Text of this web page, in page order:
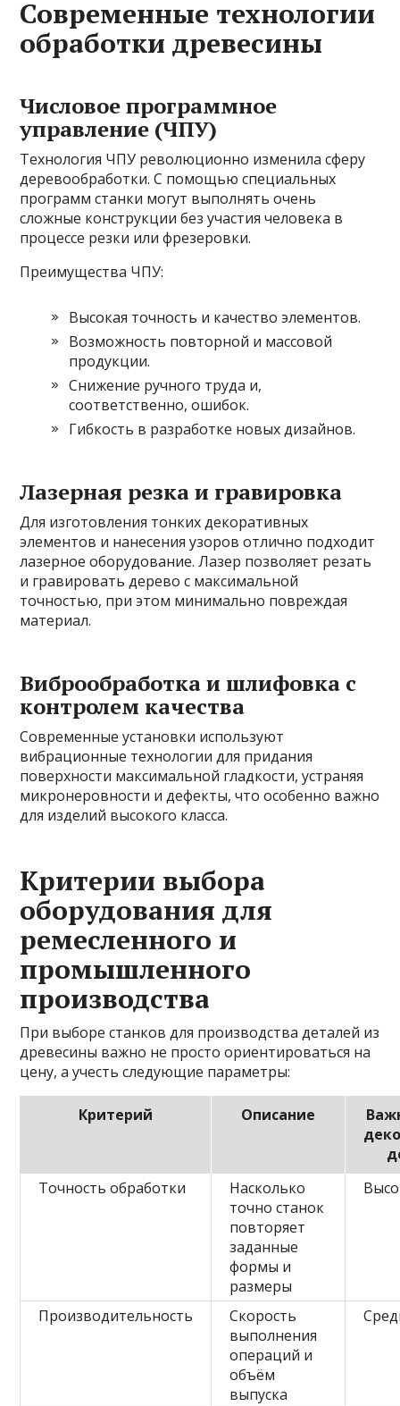
Современные технологии
обработки древесины
Числовое программное
управление (ЧПУ)
Технология ЧПУ революционно изменила сферу
деревообработки. С помощью специальных
программ станки могут выполнять очень
сложные конструкции без участия человека в
процессе резки или фрезеровки.
Преимущества ЧПУ:
Высокая точность и качество элементов.
Возможность повторной и массовой
продукции.
Снижение ручного труда и,
соответственно, ошибок.
Гибкость в разработке новых дизайнов.
Лазерная резка и гравировка
Для изготовления тонких декоративных
элементов и нанесения узоров отлично подходит
лазерное оборудование. Лазер позволяет резать
и гравировать дерево с максимальной
точностью, при этом минимально повреждая
материал.
Виброобработка и шлифовка с
контролем качества
Современные установки используют
вибрационные технологии для придания
поверхности максимальной гладкости, устраняя
микронеровности и дефекты, что особенно важно
для изделий высокого класса.
Критерии выбора
оборудования для
ремесленного и
промышленного
производства
При выборе станков для производства деталей из
древесины важно не просто ориентироваться на
цену, а учесть следующие параметры:
Критерий Описание
Точность обработки
Насколько
точно станок
повторяет
заданные
формы и
размеры
Производительность
Скорость
выполнения
операций и
объём
выпуска